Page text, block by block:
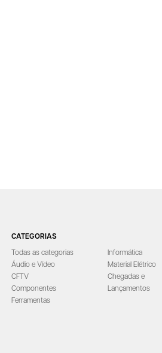
CATEGORIAS
Todas as categorias
Áudio e Vídeo
CFTV
Componentes
Ferramentas
Informática
Material Elétrico
Chegadas e
Lançamentos